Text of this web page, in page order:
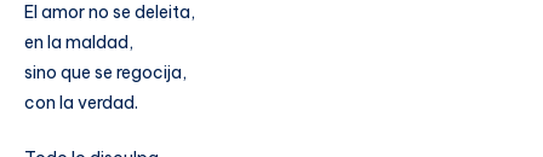
El amor no se deleita,
en la maldad,
sino que se regocija,
con la verdad.